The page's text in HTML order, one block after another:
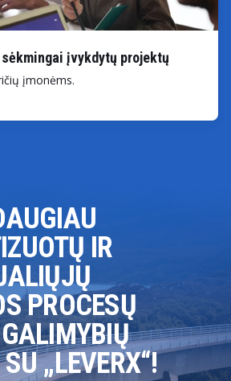
sėkmingai įvykdytų projektų
įmonėms.
IR
PROCESŲ
„LEVERX“!